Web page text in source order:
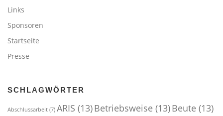
Links
Sponsoren
Startseite
Presse
SCHLAGWÖRTER
Abschlussarbeit (7) ARIS (13)Betriebsweise (13)Beute (13)